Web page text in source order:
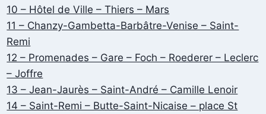
10 – Hôtel de Ville – Thiers – Mars
11 – Chanzy-Gambetta-Barbâtre-Venise – Saint-
Remi
12 – Promenades – Gare – Foch – Roederer – Leclerc
– Joffre
13 – Jean-Jaurès – Saint-André – Camille Lenoir
14 – Saint-Remi – Butte-Saint-Nicaise – place St